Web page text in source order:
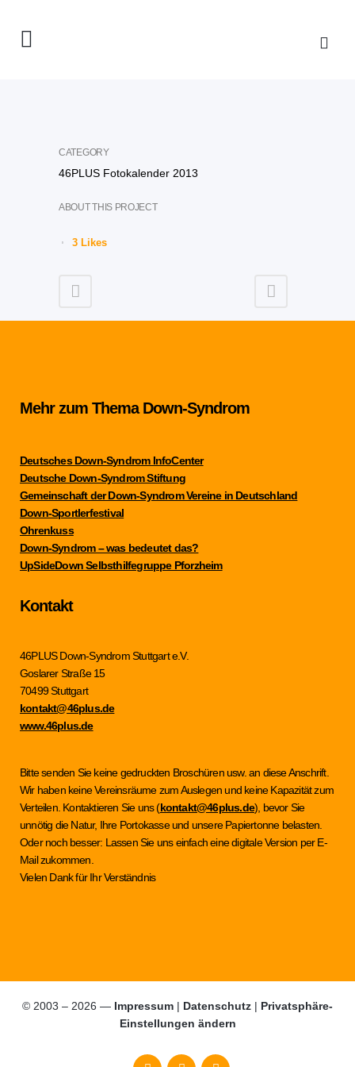
CATEGORY
46PLUS Fotokalender 2013
ABOUT THIS PROJECT
3 Likes
Mehr zum Thema Down-Syndrom
Deutsches Down-Syndrom InfoCenter
Deutsche Down-Syndrom Stiftung
Gemeinschaft der Down-Syndrom Vereine in Deutschland
Down-Sportlerfestival
Ohrenkuss
Down-Syndrom – was bedeutet das?
UpSideDown Selbsthilfegruppe Pforzheim
Kontakt
46PLUS Down-Syndrom Stuttgart e.V.
Goslarer Straße 15
70499 Stuttgart
kontakt@46plus.de
www.46plus.de
Bitte senden Sie keine gedruckten Broschüren usw. an diese Anschrift.
Wir haben keine Vereinsräume zum Auslegen und keine Kapazität zum
Verteilen. Kontaktieren Sie uns (kontakt@46plus.de), bevor Sie
unnötig die Natur, Ihre Portokasse und unsere Papiertonne belasten.
Oder noch besser: Lassen Sie uns einfach eine digitale Version per E-
Mail zukommen.
Vielen Dank für Ihr Verständnis
© 2003 – 2026 — Impressum | Datenschutz | Privatsphäre-
Einstellungen ändern